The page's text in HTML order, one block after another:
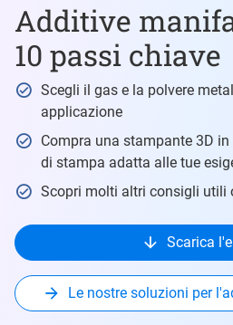
Additive
10 passi chiave
Scegli il gas e la polvere
applicazione
Compra una stampante 3D
di stampa adatta alle tue
Scopri molti altri consigli utili
Scarica
Le nostre soluzioni per